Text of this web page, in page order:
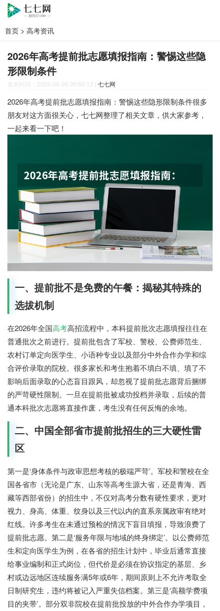
首页 > 高考资讯
2026年高考提前批志愿填报指南：警惕这些隐
形限制条件
发布时间：2026-06-06 09:50:12 | 七七网
2026年高考提前批志愿填报指南：警惕这些隐形限制条件很多
朋友对这方面很关心，七七网整理了相关文章，供大家参考，
一起来看一下吧！
一、提前批不是免费的午餐：揭秘其特殊的
选拔机制
在2026年全国高考高招流程中，本科提前批次志愿填报往往在
普通批次之前进行。提前批包含了军校、警校、公费师范生、
农村订单定向医学生、小语种专业以及部分中外合作办学和综
合评价录取的院校。很多家长和考生抱着不填白不填、填了不
影响后面录取的心态盲目跟风，却忽视了提前批志愿背后捆绑
的严苛硬性限制。一旦在提前批被成功投档并录取，后续的普
通本科批次志愿将直接作废，考生没有任何反悔的余地。
二、中国全部省市提前批招生的三大硬性雷
区
第一是‘身体条件与政审思想考核的极端严苛’。军校和警校在全
国各省市（无论是广东、山东等高考生源大省，还是青海、西
藏等西部省份）的招生中，不仅对高考分数有硬性要求，更对
视力、身高、体重、纹身以及三代以内的直系亲属政审有绝对
红线。许多考生在未通过预检的情况下盲目填报，导致浪费了
提前批志愿。第二是‘服务年限与地域的终身绑定’。以公费师范
生和定向医学生为例，在各省的招生计划中，毕业后通常直接
给事业编制和正式岗位，但代价是必须在协议指定的基层、乡
村或边远地区连续服务满5年或6年，期间原则上不允许考取全
日制研究生，违约将被记入严重失信档案。第三是‘高额学费项
目的夹带’。部分双非院校在提前批投放的中外合作办学项目，